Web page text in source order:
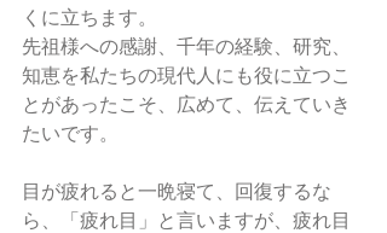
くに立ちます。
先祖様への感謝、千年の経験、研究、
知恵を私たちの現代人にも役に立つこ
とがあったこそ、広めて、伝えていき
たいです。
目が疲れると一晩寝て、回復するな
ら、「疲れ目」と言いますが、疲れ目